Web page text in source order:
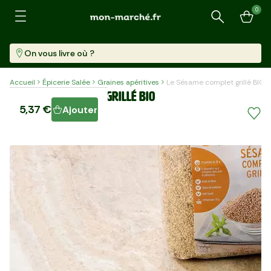
Recherche
0
On vous livre où ?
Accueil Épicerie Salée Graines apéritives Le Sésame complet grillé BIO
Le Sésame complet grillé BIO
5,37 € Ajouter